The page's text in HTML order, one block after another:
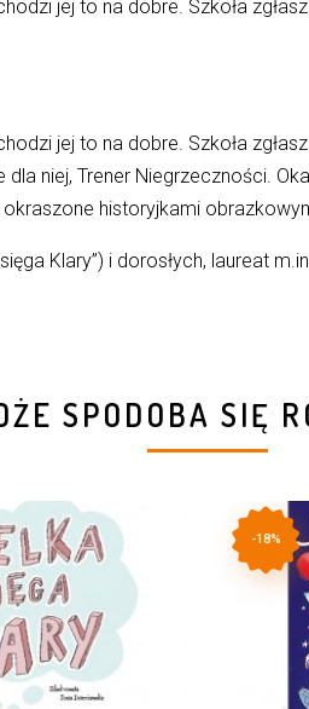
jej to na dobre. Szkoła
jej to na dobre. Szkoła
niej, Trener Niegrzeczności.
historyjkami
Klary”) i dorosłych, laureat
SPODOBA SIĘ
-18%